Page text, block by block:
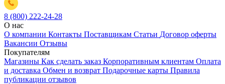
8 (800) 222-24-28
О нас
О компании Контакты Поставщикам Статьи Договор оферты
Вакансии Отзывы
Покупателям
Магазины Как сделать заказ Корпоративным клиентам Оплата
и доставка Обмен и возврат Подарочные карты Правила
публикации отзывов